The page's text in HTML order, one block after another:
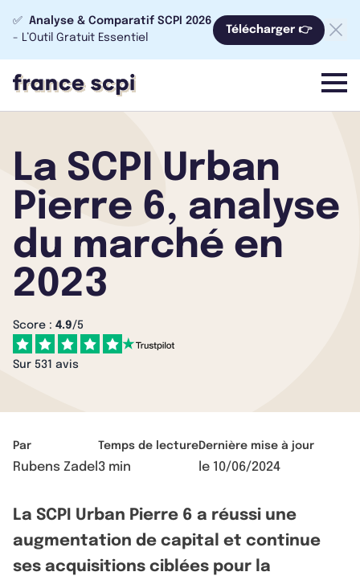
✅ Analyse & Comparatif SCPI 2026
- L’Outil Gratuit Essentiel
Télécharger 👉
menu
La SCPI Urban
Pierre 6, analyse
du marché en
2023
Score : 4.9/5
Sur 531 avis
Par
Rubens Zadel
Temps de lecture
3 min
Dernière mise à jour
le 10/06/2024
La SCPI Urban Pierre 6 a réussi une
augmentation de capital et continue
ses acquisitions ciblées pour la